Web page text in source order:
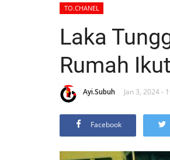
TO.CHANEL
Laka
Rumah
Ayi.Subuh Jan 3, 2024 -
Facebook